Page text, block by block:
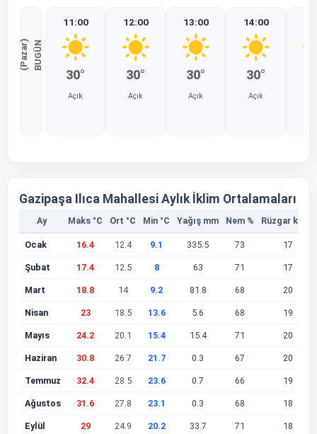
B
U
G
Ü
N
(
P
a
z
a
r
)
11:00
30°
Açık
12:00
30°
Açık
13:00
30°
Açık
14:00
30°
Açık
Gazipaşa Ilıca Mahallesi Aylık İklim Ortalamaları
Ay Maks °C Ort °C Min °C Yağış mm Nem % Rüzgar km/s
Ocak 16.4 12.4 9.1 335.5 73 17
Şubat 17.4 12.5 8 63 71 17
Mart 18.8 14 9.2 81.8 68 20
Nisan 23 18.5 13.6 5.6 68 19
Mayıs 24.2 20.1 15.4 15.4 71 20
Haziran 30.8 26.7 21.7 0.3 67 20
Temmuz 32.4 28.5 23.6 0.7 66 19
Ağustos 31.6 27.8 23.1 0.3 68 18
Eylül 29 24.9 20.2 33.7 71 18